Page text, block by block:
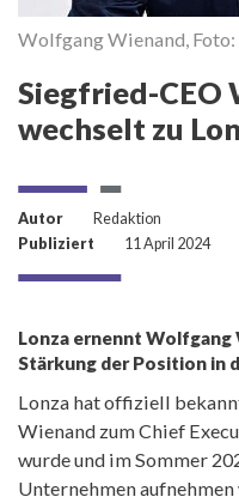
Wolfgang Wienand,
Siegfried-CEO
wechselt zu
Autor
Redaktion
Publiziert
11 April 2024
Lonza ernennt Wolfgang
Stärkung der Position in
Lonza hat offiziell
Wienand zum Chief
wurde und im Sommer
Unternehmen